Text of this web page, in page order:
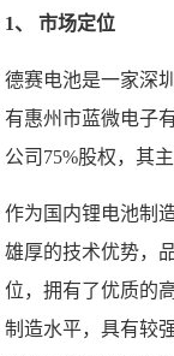
1、 市场定位
德赛电池是一家深
有惠州市蓝微电子
公司75%股权，其
作为国内锂电池制
雄厚的技术优势，
位，拥有了优质的
制造水平，具有较